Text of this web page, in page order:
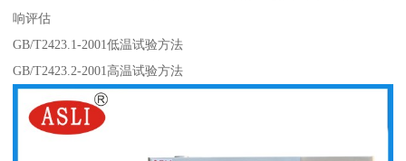
响评估
GB/T2423.1-2001低温试验方法
GB/T2423.2-2001高温试验方法